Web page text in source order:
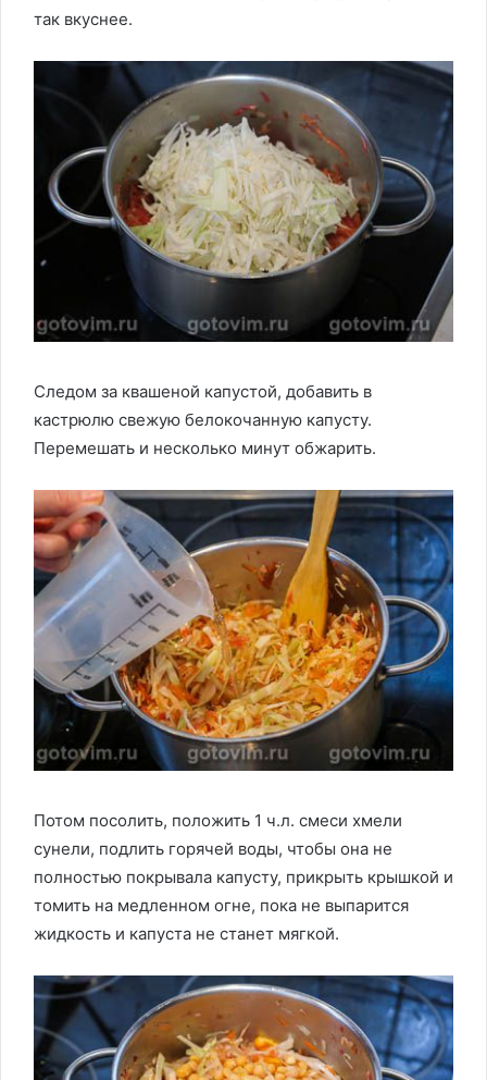
так вкуснее.
Следом за квашеной капустой, добавить в
кастрюлю свежую белокочанную капусту.
Перемешать и несколько минут обжарить.
Потом посолить, положить 1 ч.л. смеси хмели
сунели, подлить горячей воды, чтобы она не
полностью покрывала капусту, прикрыть крышкой и
томить на медленном огне, пока не выпарится
жидкость и капуста не станет мягкой.